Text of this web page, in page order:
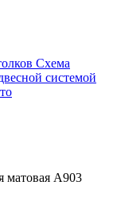
Схема
системой
матовая А903